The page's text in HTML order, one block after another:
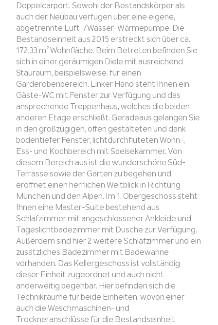
Doppelcarport. Sowohl der Bestandskörper als
auch der Neubau verfügen über eine eigene,
abgetrennte Luft-/Wasser-Wärmepumpe. Die
Bestandseinheit aus 2015 erstreckt sich über ca.
172,33 m² Wohnfläche. Beim Betreten befinden Sie
sich in einer geräumigen Diele mit ausreichend
Stauraum, beispielsweise. für einen
Garderobenbereich. Linker Hand steht Ihnen ein
Gäste-WC mit Fenster zur Verfügung und das
ansprechende Treppenhaus, welches die beiden
anderen Etage erschließt. Geradeaus gelangen Sie
in den großzügigen, offen gestalteten und dank
bodentiefer Fenster, lichtdurchfluteten Wohn-,
Ess- und Kochbereich mit Speisekammer. Von
diesem Bereich aus ist die wunderschöne Süd-
Terrasse sowie der Garten zu begehen und
eröffnet einen herrlichen Weitblick in Richtung
München und den Alpen. Im 1. Obergeschoss steht
Ihnen eine Master-Suite bestehend aus
Schlafzimmer mit angeschlossener Ankleide und
Tageslichtbadezimmer mit Dusche zur Verfügung.
Außerdem sind hier 2 weitere Schlafzimmer und ein
zusätzliches Badezimmer mit Badewanne
vorhanden. Das Kellergeschoss ist vollständig
dieser Einheit zugeordnet und auch nicht
anderweitig begehbar. Hier befinden sich die
Technikräume für beide Einheiten, wovon einer
auch die Waschmaschinen- und
Trockneranschlüsse für die Bestandseinheit